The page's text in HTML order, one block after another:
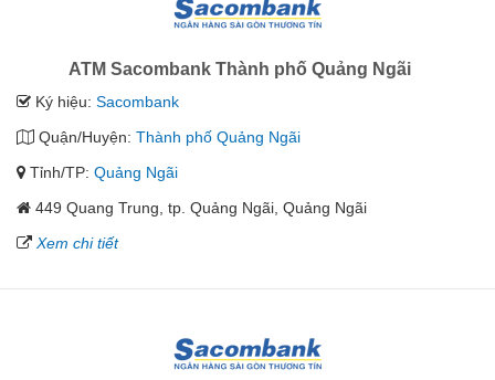
ATM Sacombank Thành phố Quảng Ngãi
Ký hiệu: Sacombank
Quận/Huyện: Thành phố Quảng Ngãi
Tỉnh/TP: Quảng Ngãi
449 Quang Trung, tp. Quảng Ngãi, Quảng Ngãi
Xem chi tiết